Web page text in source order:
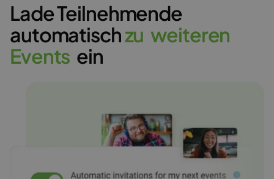
Lade Teilnehmende
automatischzu weiteren
Events ein